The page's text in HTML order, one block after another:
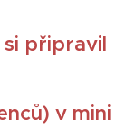
si připravil
v mini